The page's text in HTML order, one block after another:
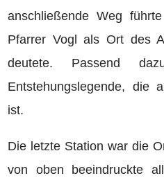
anschließende Weg
Pfarrer Vogl als Ort des
deutete. Passend
Entstehungslegende, die
ist.
Die letzte Station war die
von oben beeindruckte